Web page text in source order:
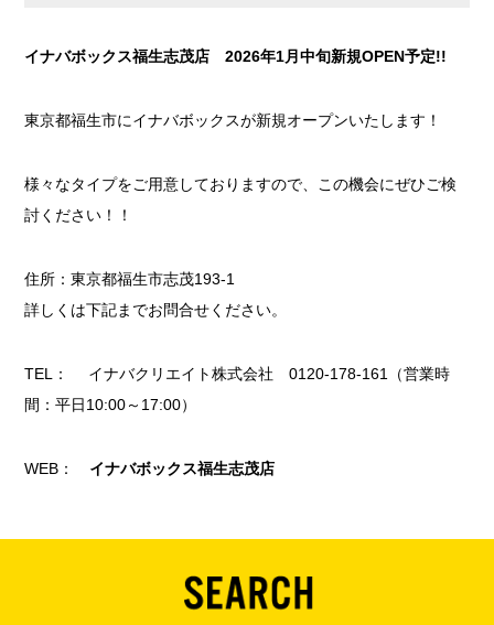
イナバボックス福生志茂店 2026年1月中旬新規OPEN予定!!
東京都福生市にイナバボックスが新規オープンいたします！
様々なタイプをご用意しておりますので、この機会にぜひご検
討ください！！
住所：東京都福生市志茂193-1
詳しくは下記までお問合せください。
TEL： イナバクリエイト株式会社 0120-178-161（営業時
間：平日10:00～17:00）
WEB： イナバボックス福生志茂店